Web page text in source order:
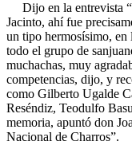
Dijo en la entrevista
Jacinto, ahí fue
un tipo hermosísimo, en
todo el grupo de
muchachas, muy
competencias, dijo, y
como Gilberto Ugalde
Reséndiz, Teodulfo
memoria, apuntó don
Nacional de Charros”.